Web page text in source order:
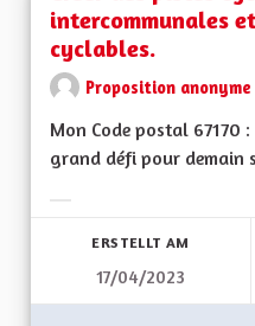
intercommunales
cyclables.
Proposition anonyme
Mon Code postal 67170
grand défi pour demain
ERSTELLT AM
17/04/2023